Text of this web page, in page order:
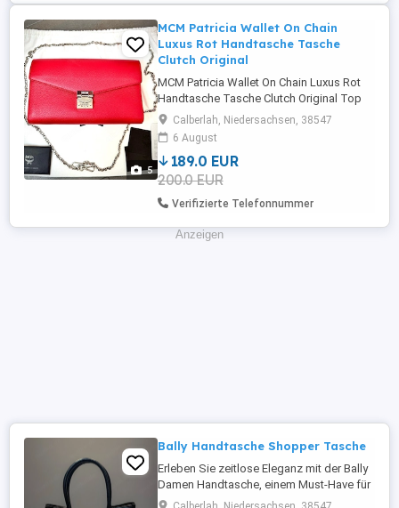
funktionellen ...
5
MCM Patricia Wallet On Chain
Luxus Rot Handtasche Tasche
Clutch Original
MCM Patricia Wallet On Chain Luxus Rot
Handtasche Tasche Clutch Original Top
Zustand original Neupreis 579
Calberlah, Niedersachsen, 38547
6 August
189.0 EUR
200.0 EUR
Verifizierte Telefonnummer
Anzeigen
Bally Handtasche Shopper Tasche
Erleben Sie zeitlose Eleganz mit der Bally
Damen Handtasche, einem Must-Have für
jede modebewusste Frau. Diese